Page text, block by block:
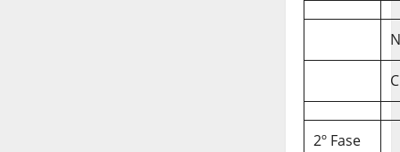
2º Fase